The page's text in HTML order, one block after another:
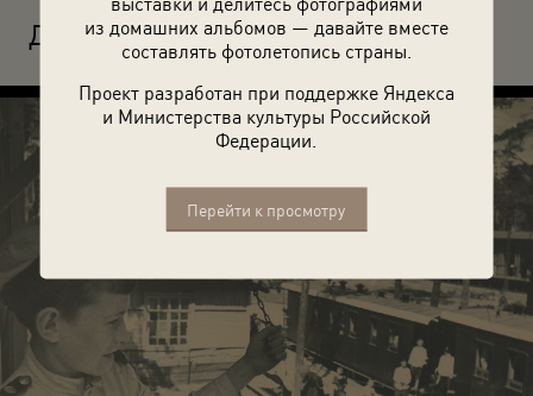
из домашних альбомов — давайте вместе
составлять фотолетопись страны.
Проект разработан при поддержке Яндекса
и Министерства культуры Российской
Федерации.
Перейти к просмотру
Д етская железная дорога в Кратово. 1945–1949 годы.